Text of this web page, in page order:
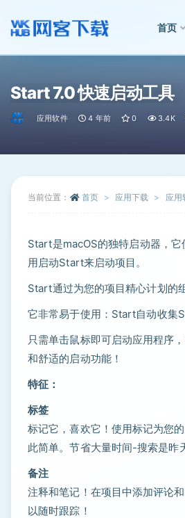
首页
Start 7.0 快速启动工具
应用软件 4 年前 0 3.4K
当前位置： 首页 应用下载 应用
Start是macOS的独特启动器，
用启动Start来启动项目。
Start通过为您的项目精心计划的
它非常易于使用：Start自动收集
只需单击鼠标即可启动应用程序
和舒适的启动功能！
特征：
标签
标记它，喜欢它！使用标记为您
此简单。节省大量时间-搜索是昨
备注
注释和笔记！在项目中添加评论
以随时跟踪！